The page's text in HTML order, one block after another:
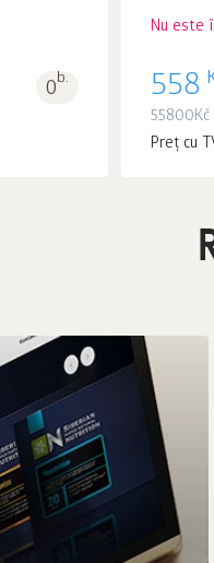
0b.
Nu este
558
55800Kč
Preț cu